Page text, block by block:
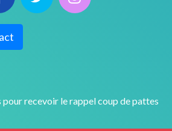
recevoir le rappel coup de pattes